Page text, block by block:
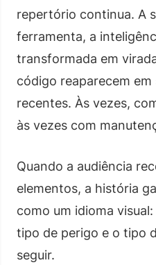
repertório continua. A
ferramenta, a
transformada em
código reaparecem em
recentes. Às vezes,
às vezes com
Quando a audiência
elementos, a história
como um idioma
tipo de perigo e o tipo
seguir.